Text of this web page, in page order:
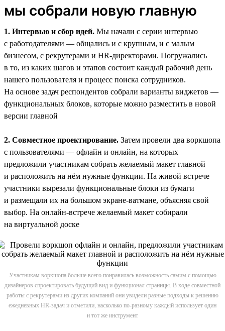
мы собрали новую главную
1. Интервью и сбор идей. Мы начали с серии интервью
с работодателями — общались и с крупным, и с малым
бизнесом, с рекрутерами и HR-директорами. Погружались
в то, из каких шагов и этапов состоит каждый рабочий день
нашего пользователя и процесс поиска сотрудников.
На основе задач респондентов собрали варианты виджетов —
функциональных блоков, которые можно разместить в новой
версии главной
2. Совместное проектирование. Затем провели два воркшопа
с пользователями — офлайн и онлайн, на которых
предложили участникам собрать желаемый макет главной
и расположить на нём нужные функции. На живой встрече
участники вырезали функциональные блоки из бумаги
и размещали их на большом экране-ватмане, объясняя свой
выбор. На онлайн-встрече желаемый макет собирали
на виртуальной доске
Участникам воркшопа больше всего понравилась возможность самим с помощью
дизайнеров спроектировать будущий вид и функционал страницы. В ходе совместной
работы с рекрутерами из других компаний они увидели разные подходы к решению
ежедневных HR-задач и отметили, насколько по-разному каждый использует один
и тот же инструмент